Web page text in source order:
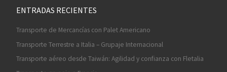
ENTRADAS RECIENTES
Transporte de Mercancías con Palet Americano
Transporte Terrestre a Italia – Grupaje Internacional
Transporte aéreo desde Taiwán: Agilidad y confianza con Fletalia